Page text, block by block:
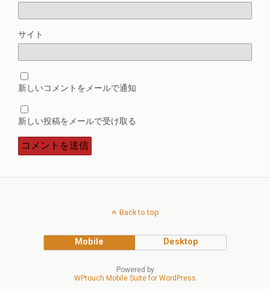
サイト
新しいコメントをメールで通知
新しい投稿をメールで受け取る
Back to top
Mobile Desktop
Powered by
WPtouch Mobile Suite for WordPress